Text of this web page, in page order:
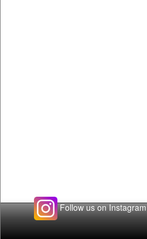
Follow us on Instagram